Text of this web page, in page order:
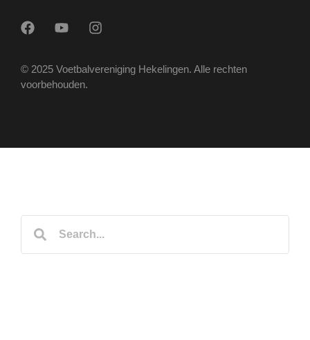
© 2025 Voetbalvereniging Hekelingen. Alle rechten
voorbehouden.